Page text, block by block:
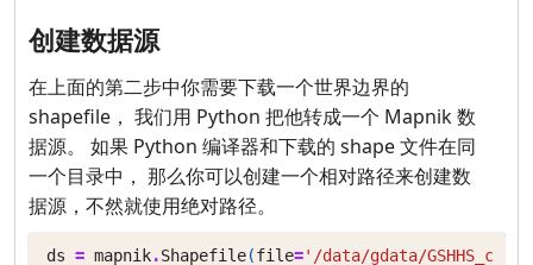
创建数据源
在上面的第二步中你需要下载一个世界边界的
shapefile， 我们用 Python 把他转成一个 Mapnik 数
据源。 如果 Python 编译器和下载的 shape 文件在同
一个目录中， 那么你可以创建一个相对路径来创建数
据源，不然就使用绝对路径。
ds = mapnik.Shapefile(file='/data/gdata/